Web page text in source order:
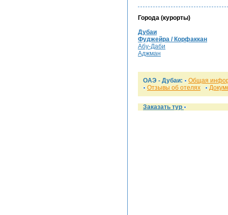
Города (курорты)
Дубаи
Фуджейра / Корфаккан
Абу-Даби
Аджман
ОАЭ - Дубаи:
Общая
Отзывы об отелях
Заказать тур